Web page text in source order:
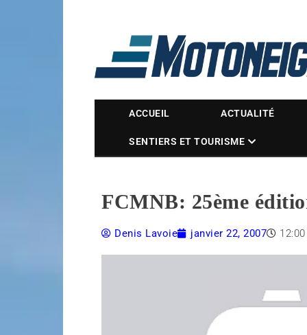
Magazine
ACCUEIL ACTUALITÉ
SENTIERS ET TOURISME
FCMNB: 25ème
Denis Lavoie janvier 22, 2007